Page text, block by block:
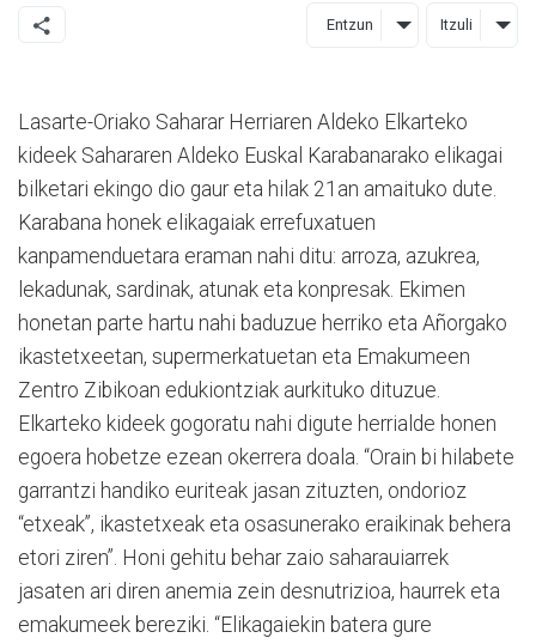
Entzun Itzuli
Lasarte-Oriako Saharar Herriaren Aldeko Elkarteko
kideek Sahararen Aldeko Euskal Karabanarako elikagai
bilketari ekingo dio gaur eta hilak 21an amaituko dute.
Karabana honek elikagaiak errefuxatuen
kanpamenduetara eraman nahi ditu: arroza, azukrea,
lekadunak, sardinak, atunak eta konpresak. Ekimen
honetan parte hartu nahi baduzue herriko eta Añorgako
ikastetxeetan, supermerkatuetan eta Emakumeen
Zentro Zibikoan edukiontziak aurkituko dituzue.
Elkarteko kideek gogoratu nahi digute herrialde honen
egoera hobetze ezean okerrera doala. “Orain bi hilabete
garrantzi handiko euriteak jasan zituzten, ondorioz
“etxeak”, ikastetxeak eta osasunerako eraikinak behera
etori ziren”. Honi gehitu behar zaio saharauiarrek
jasaten ari diren anemia zein desnutrizioa, haurrek eta
emakumeek bereziki. “Elikagaiekin batera gure